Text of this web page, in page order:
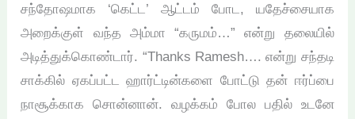
சந்தோஷமாக ‘கெட்ட’ ஆட்டம் போட, யதேச்சையாக
அறைக்குள் வந்த அம்மா “கருமம்…” என்று தலையில்
அடித்துக்கொண்டார். “Thanks Ramesh…. என்று சந்தடி
சாக்கில் ஏகப்பட்ட ஹார்ட்டின்களை போட்டு தன் ஈர்ப்பை
நாசூக்காக சொன்னான். வழக்கம் போல பதில் உடனே